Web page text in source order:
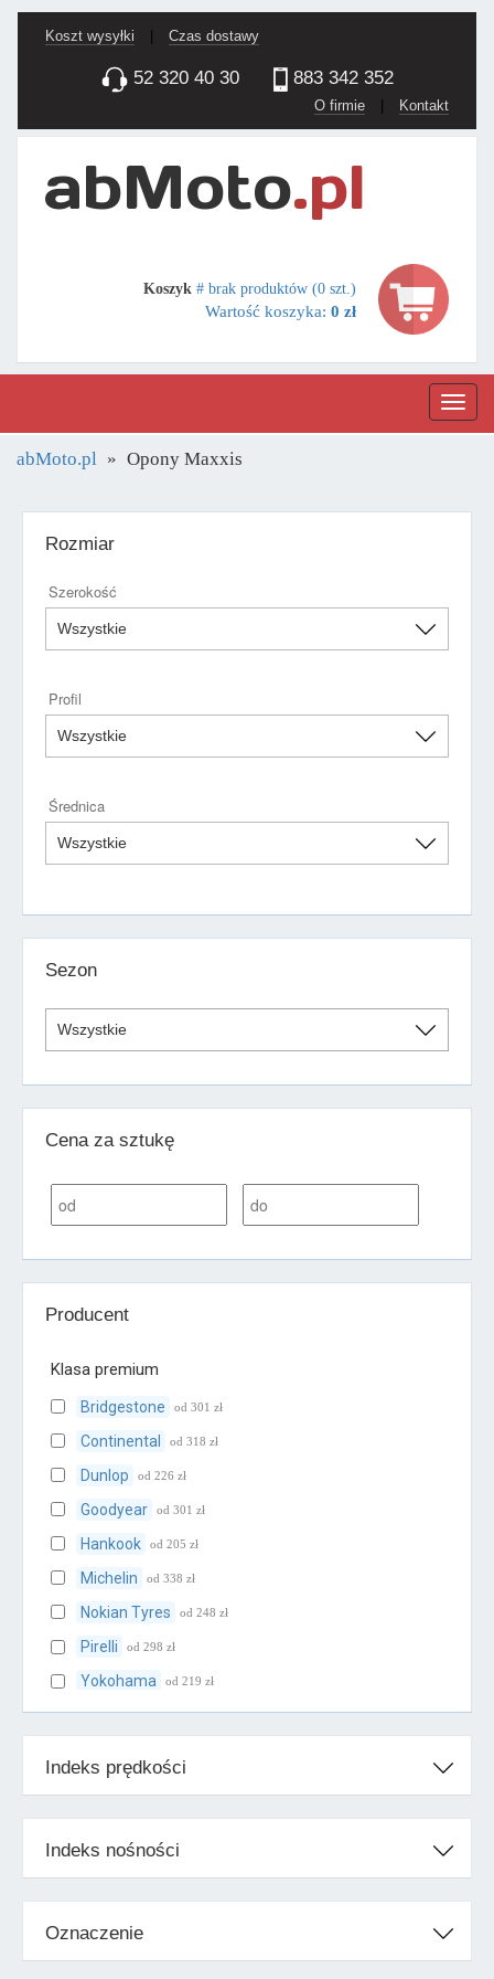
Koszt wysyłki Czas dostawy
52 320 40 30 883 342 352
O firmie | Kontakt
Koszyk # brak produktów (0 szt.)
Wartość koszyka: 0 zł
abMoto.pl Opony Maxxis
Rozmiar
Szerokość
Profil
Średnica
Sezon
Cena za sztukę
Producent
Klasa premium
Bridgestone od 301 zł
Continental od 318 zł
Dunlop od 226 zł
Goodyear od 301 zł
Hankook od 205 zł
Michelin od 338 zł
Nokian Tyres od 248 zł
Pirelli od 298 zł
Yokohama od 219 zł
Klasa średnia
BFGoodrich od 239 zł
Falken od 205 zł
Firestone od 247 zł
Indeks prędkości
Indeks nośności
Oznaczenie